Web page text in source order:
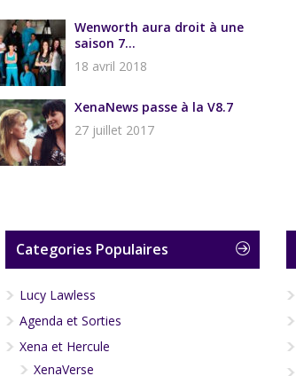
Wenworth aura droit à une
saison 7...
18 avril 2018
XenaNews passe à la V8.7
27 juillet 2017
Categories Populaires
Lucy Lawless
Agenda et Sorties
Xena et Hercule
XenaVerse